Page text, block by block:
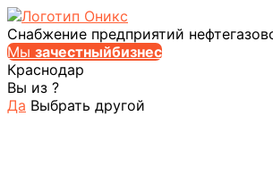
Снабжение предприятий
Мы зачестныйбизнес
Краснодар
Вы из ?
Да Выбрать другой